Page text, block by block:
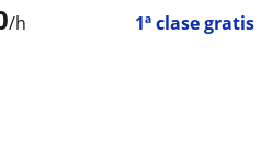
/h 1ª clase gratis